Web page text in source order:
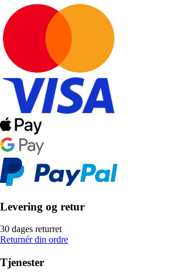
Levering og retur
30 dages returret
Returnér din ordre
Tjenester